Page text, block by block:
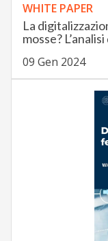
WHITE PAPER
La
mosse?
09 Gen 2024